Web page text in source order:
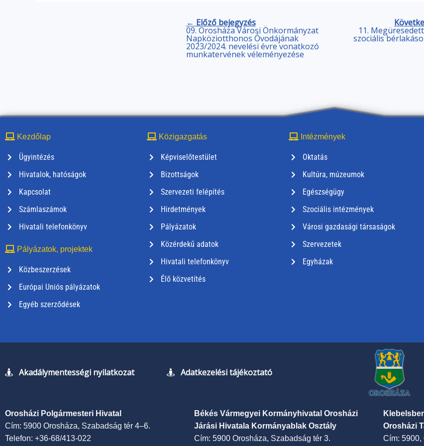
← Előző bejegyzés
09. Orosháza Városi Önkormányzat
Napköziotthonos Óvodájának
2023/2024. nevelési évre vonatkozó
munkatervének véleményezése
11.
szociális
Kezdőlap
Ügyintézés
Hivatalok, hatóságok
Kapcsolat
Számlaszámok
Hivatali telefonkönyv
Pályázatok, projektek
Közbeszerzések
Európai Uniós pályázatok
Egyéb szerződések
Közigazgatás
Képviselőtestület
Bizottságok
Szervezeti felépítés
Hirdetmények
Pályázatok
Közérdekű adatok
Hivatali telefonkönyv
Élő közvetítés
Intézmények
Oktatás
Kultúra, múzeumok
Egészségügy
Szociális intézmények
Városi gazdasági társaságok
Szervezetek
Egyházak
Akadálymentességi nyilatkozat Adatkezelési tájékoztató
Orosházi Polgármesteri Hivatal
Cím: 5900 Orosháza, Szabadság tér 4–6.
Telefon: +36-68/413-022
Békés Vármegyei Kormányhivatal Orosházi
Járási Hivatala Kormányablak Osztály
Cím: 5900 Orosháza, Szabadság tér 3.
Orosházi
Cím: 5900,